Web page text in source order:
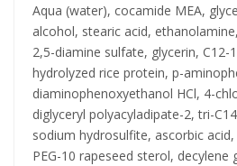
Aqua (water), cocamide MEA,
alcohol, stearic acid,
2,5-diamine sulfate, glycerin, C12-
hydrolyzed rice protein, p-
diaminophenoxyethanol HCl, 4-
diglyceryl polyacyladipate-2, tri-
sodium hydrosulfite, ascorbic
PEG-10 rapeseed sterol, decylene